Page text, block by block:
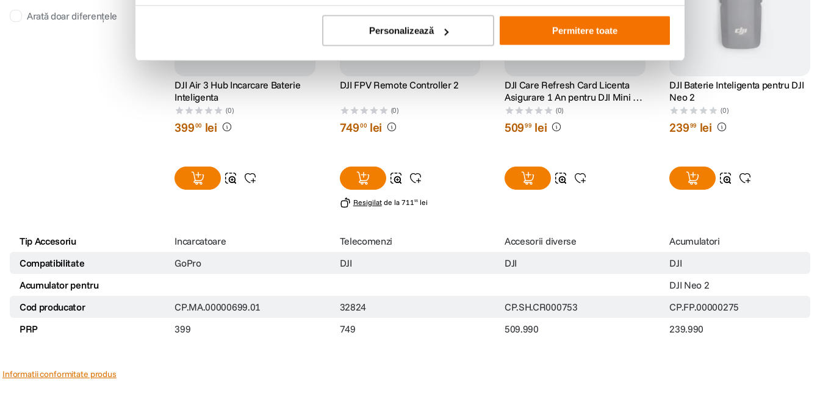
Personalizează Permitere toate
Arată doar diferențele
DJI Air 3 Hub Incarcare Baterie
Inteligenta
(0)
39900 lei
DJI FPV Remote Controller 2
(0)
74900 lei
Resigilat de la 71155 lei
DJI Care Refresh Card Licenta
Asigurare 1 An pentru DJI Mini 5
Pro
(0)
50999 lei
DJI Baterie Inteligenta pentru DJI
Neo 2
(0)
23999 lei
Tip Accesoriu Incarcatoare Telecomenzi Accesorii diverse
Acumulatori
Compatibilitate
GoPro DJI DJI
DJI
Acumulator pentru
DJI Neo 2
Cod producator
CP.MA.00000699.01 32824 CP.SH.CR000753
CP.FP.00000275
PRP
399 749 509.990 239.990
Informatii conformitate produs